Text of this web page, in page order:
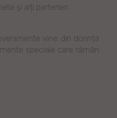
și alți parteneri.
vine din dorința
speciale care rămân